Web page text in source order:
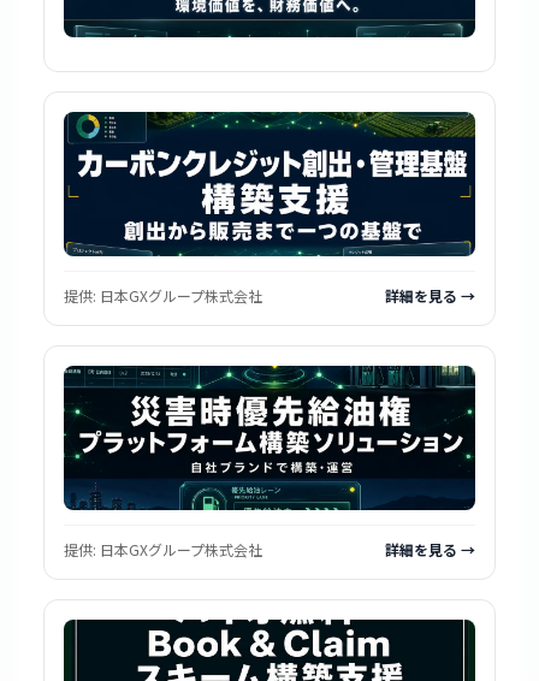
提供: 日本GXグループ株式会社 詳細を見る →
提供: 日本GXグループ株式会社 詳細を見る →